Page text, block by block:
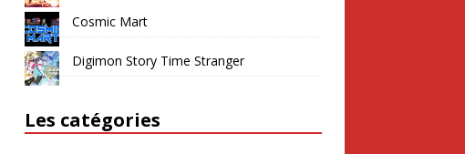
Cosmic Mart
Digimon Story Time Stranger
Les catégories